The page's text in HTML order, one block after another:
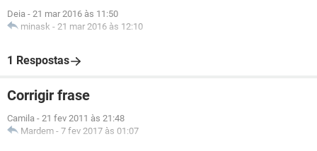
Deia - 21 mar 2016 às 11:50
minask - 21 mar 2016 às 12:10
1 Respostas
Corrigir frase
Camila - 21 fev 2011 às 21:48
Mardem - 7 fev 2017 às 01:07